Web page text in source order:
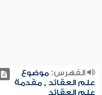
الفهرس:موضوع
علم العقائد , مقدمة
علم العقائد